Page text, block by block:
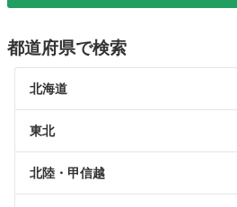
都道府県で検索
北海道
東北
北陸・甲信越